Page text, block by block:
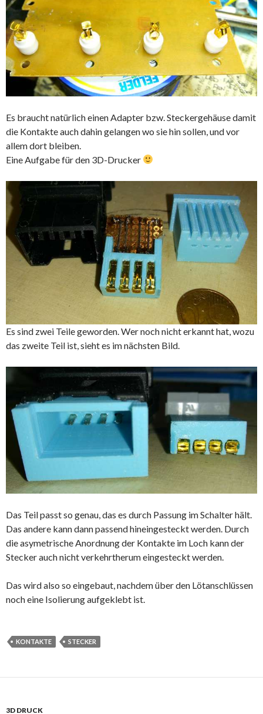
Es braucht natürlich einen Adapter bzw. Steckergehäuse damit
die Kontakte auch dahin gelangen wo sie hin sollen, und vor
allem dort bleiben.
Eine Aufgabe für den 3D-Drucker
Es sind zwei Teile geworden. Wer noch nicht erkannt hat, wozu
das zweite Teil ist, sieht es im nächsten Bild.
Das Teil passt so genau, das es durch Passung im Schalter hält.
Das andere kann dann passend hineingesteckt werden. Durch
die asymetrische Anordnung der Kontakte im Loch kann der
Stecker auch nicht verkehrtherum eingesteckt werden.
Das wird also so eingebaut, nachdem über den Lötanschlüssen
noch eine Isolierung aufgeklebt ist.
KONTAKTE STECKER
3D DRUCK